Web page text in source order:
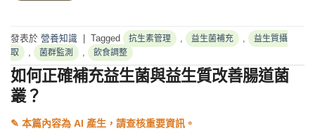
發表於 營養知識 | Tagged 抗生素管理 益生菌補充
益生質攝
取
菌群監測 飲食調整
如何正確補充益生菌與益生質改善腸道菌
叢？